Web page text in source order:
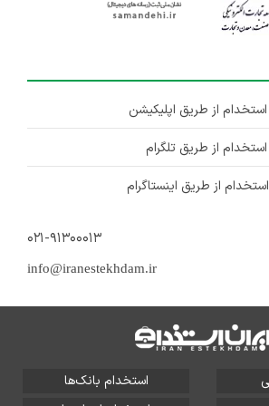
از طریق اپلیکیشن
از طریق تلگرام
از طریق اینستاگرام
۰۲۱-۹۱۳۰۰۰۱۳
info@iranestekhdam.ir
استخدام بانک‌ها